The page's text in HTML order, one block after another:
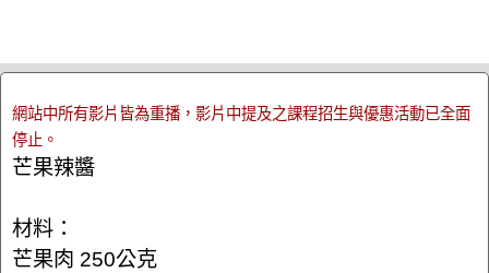
網站中所有影片皆為重播，影片中提及之課程招生與優惠活動已全面
停止。
芒果辣醬
材料：
芒果肉 250公克